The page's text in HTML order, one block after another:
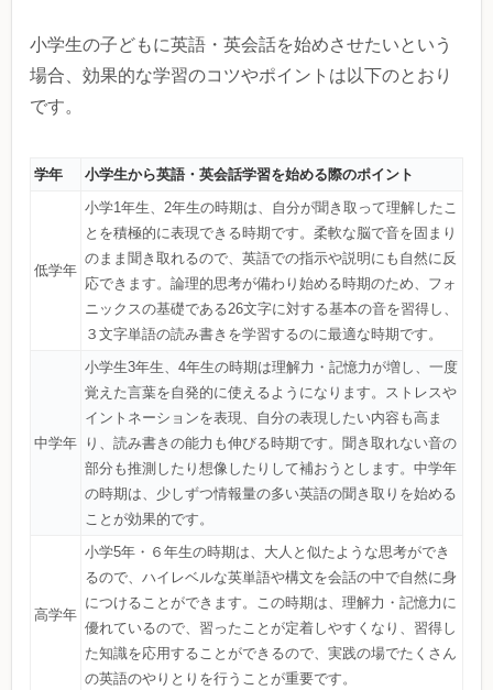
小学生の子どもに英語・英会話を始めさせたいという
場合、効果的な学習のコツやポイントは以下のとおり
です。
学年 小学生から英語・英会話学習を始める際のポイント
低学年
小学1年生、2年生の時期は、自分が聞き取って理解したこ
とを積極的に表現できる時期です。柔軟な脳で音を固まり
のまま聞き取れるので、英語での指示や説明にも自然に反
応できます。論理的思考が備わり始める時期のため、フォ
ニックスの基礎である26文字に対する基本の音を習得し、
３文字単語の読み書きを学習するのに最適な時期です。
中学年
小学生3年生、4年生の時期は理解力・記憶力が増し、一度
覚えた言葉を自発的に使えるようになります。ストレスや
イントネーションを表現、自分の表現したい内容も高ま
り、読み書きの能力も伸びる時期です。聞き取れない音の
部分も推測したり想像したりして補おうとします。中学年
の時期は、少しずつ情報量の多い英語の聞き取りを始める
ことが効果的です。
高学年
小学5年・６年生の時期は、大人と似たような思考ができ
るので、ハイレベルな英単語や構文を会話の中で自然に身
につけることができます。この時期は、理解力・記憶力に
優れているので、習ったことが定着しやすくなり、習得し
た知識を応用することができるので、実践の場でたくさん
の英語のやりとりを行うことが重要です。